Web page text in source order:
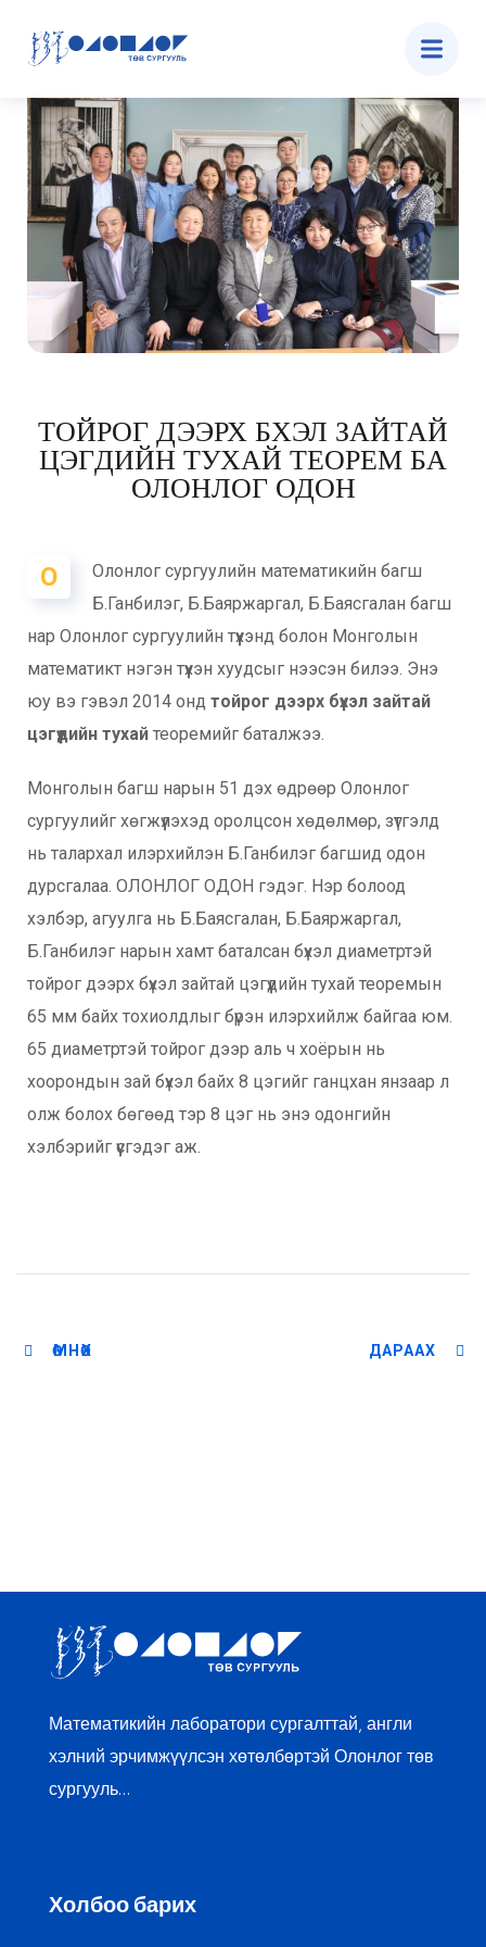
ТОЙРОГ ДЭЭРХ БҮХЭЛ ЗАЙТАЙ
ЦЭГҮҮДИЙН ТУХАЙ ТЕОРЕМ БА
ОЛОНЛОГ ОДОН
O
Олонлог сургуулийн математикийн багш
Б.Ганбилэг, Б.Баяржаргал, Б.Баясгалан багш
нар Олонлог сургуулийн түүхэнд болон Монголын
математикт нэгэн түүхэн хуудсыг нээсэн билээ. Энэ
юу вэ гэвэл 2014 онд тойрог дээрх бүхэл зайтай
цэгүүдийн тухай теоремийг баталжээ.
Монголын багш нарын 51 дэх өдрөөр Олонлог
сургуулийг хөгжүүлэхэд оролцсон хөдөлмөр, зүтгэлд
нь талархал илэрхийлэн Б.Ганбилэг багшид одон
дурсгалаа. ОЛОНЛОГ ОДОН гэдэг. Нэр болоод
хэлбэр, агуулга нь Б.Баясгалан, Б.Баяржаргал,
Б.Ганбилэг нарын хамт баталсан бүхэл диаметртэй
тойрог дээрх бүхэл зайтай цэгүүдийн тухай теоремын
65 мм байх тохиолдлыг бүрэн илэрхийлж байгаа юм.
65 диаметртэй тойрог дээр аль ч хоёрын нь
хоорондын зай бүхэл байх 8 цэгийг ганцхан янзаар л
олж болох бөгөөд тэр 8 цэг нь энэ одонгийн
хэлбэрийг үүсгэдэг аж.
ӨМНӨХ ДАРААХ
Математикийн лаборатори сургалттай, англи
хэлний эрчимжүүлсэн хөтөлбөртэй Олонлог төв
сургууль…
Холбоо барих